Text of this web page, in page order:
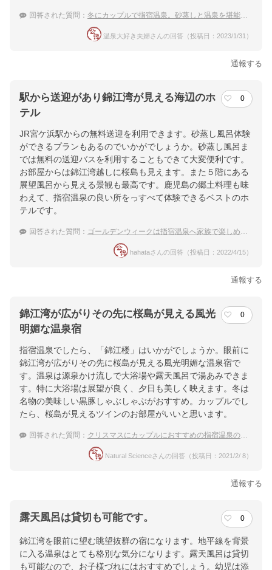
回答された質問： 冬にカップルで指宿温泉。砂蒸しと温泉を堪能したいので露天風呂付客室に泊まりたい
温泉大好き夫婦さんの回答（投稿日：2023/1/31）
通報する
駅から送迎があり錦江湾が見える海辺のホ
テル
0
JR宮ケ浜駅からの無料送迎を利用できます。砂蒸し風呂体験
ができるプランもあるのでいかがでしょうか。砂蒸し風呂ま
では無料の送迎バスを利用することもできて大変便利です。
お部屋からは錦江湾越しに桜島も見えます。また５階にある
展望風呂から見える景観も最高です。鹿児島の郷土料理も味
わえて、指宿温泉の良い所をっすべて体験できるベストのホ
テルです。
回答された質問： ゴールデンウィークは指宿温泉へ家族で楽しめる温泉宿は？
hahataさんの回答（投稿日：2022/4/15）
通報する
錦江湾が広がりその先に桜島が見える風光
明媚な温泉宿
0
指宿温泉でしたら、「錦江楼」はいかがでしょうか。眼前に
錦江湾が広がりその先に桜島が見える風光明媚な温泉宿で
す。温泉は源泉かけ流しで大浴場や露天風呂で湯あみできま
す。特に大浴場は展望が良く、夕日も美しく映えます。冬は
名物の美味しい黒豚しゃぶしゃぶがおすすめ。カップルでし
たら、桜島が見えるツインのお部屋がいいと思います。
回答された質問： クリスマスにカップルにおすすめの指宿温泉の温泉旅館を教えてください
Natural Scienceさんの回答（投稿日：2021/2/ 8）
通報する
露天風呂は貸切も可能です。 0
錦江湾を眼前に望む眺望抜群の宿になります。地平線を背景
に入る温泉はとても格別な気分になります。露天風呂は貸切
も可能なので、お子様づれにはおすすめでしょう。幼児は添